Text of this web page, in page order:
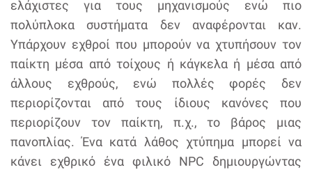
ελάχιστες για τους μηχανισμούς ενώ πιο
πολύπλοκα συστήματα δεν αναφέρονται καν.
Υπάρχουν εχθροί που μπορούν να χτυπήσουν τον
παίκτη μέσα από τοίχους ή κάγκελα ή μέσα από
άλλους εχθρούς, ενώ πολλές φορές δεν
περιορίζονται από τους ίδιους κανόνες που
περιορίζουν τον παίκτη, π.χ., το βάρος μιας
πανοπλίας. Ένα κατά λάθος χτύπημα μπορεί να
κάνει εχθρικό ένα φιλικό NPC δημιουργώντας